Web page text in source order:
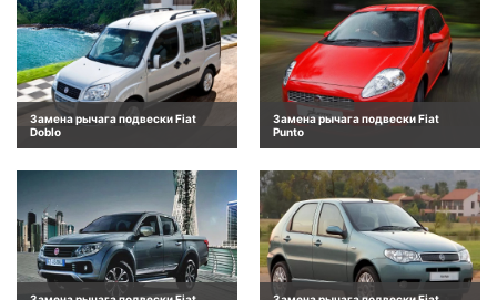
Замена рычага подвески Fiat
Doblo
Замена рычага подвески Fiat
Punto